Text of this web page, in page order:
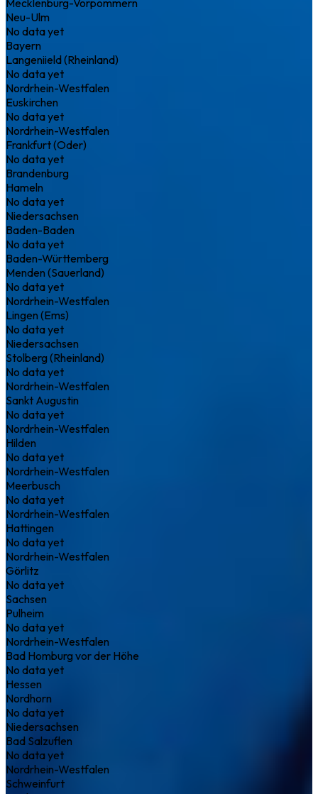
Neu-Ulm
No data yet
Bayern
Langeniield (Rheinland)
No data yet
Nordrhein-Westfalen
Euskirchen
No data yet
Nordrhein-Westfalen
Frankfurt (Oder)
No data yet
Brandenburg
Hameln
No data yet
Niedersachsen
Baden-Baden
No data yet
Baden-Württemberg
Menden (Sauerland)
No data yet
Nordrhein-Westfalen
Lingen (Ems)
No data yet
Niedersachsen
Stolberg (Rheinland)
No data yet
Nordrhein-Westfalen
Sankt Augustin
No data yet
Nordrhein-Westfalen
Hilden
No data yet
Nordrhein-Westfalen
Meerbusch
No data yet
Nordrhein-Westfalen
Hattingen
No data yet
Nordrhein-Westfalen
Görlitz
No data yet
Sachsen
Pulheim
No data yet
Nordrhein-Westfalen
Bad Homburg vor der Höhe
No data yet
Hessen
Nordhorn
No data yet
Niedersachsen
Bad Salzuflen
No data yet
Nordrhein-Westfalen
Schweinfurt